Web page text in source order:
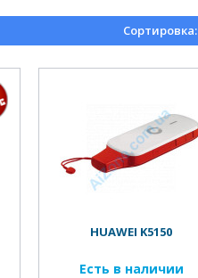
Сортировка:
HUAWEI K5150
Есть в наличии